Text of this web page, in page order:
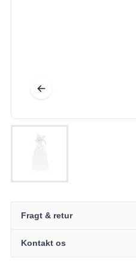
Fragt & retur
Kontakt os